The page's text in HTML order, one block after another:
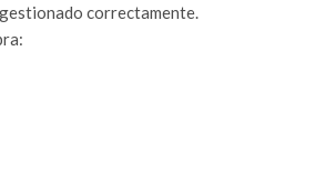
correctamente.